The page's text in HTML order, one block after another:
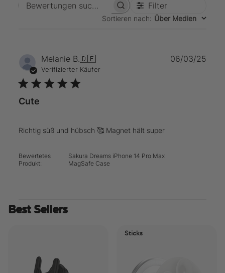
Bewertungen suchenFilter
Sortieren nach: Über Medien
Melanie B.🇩🇪
Verifizierter Käufer
Cute
Richtig süß und hübsch 🥰 Magnet hält super
Bewertetes
Produkt:
Sakura Dreams iPhone 14 Pro Max
MagSafe Case
06/03/25
Best Sellers
Sticks